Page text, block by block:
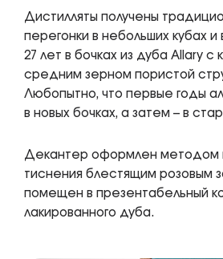
Дистилляты получены
перегонки в небольших кубах
27 лет в бочках из дуба Allary с
средним зерном пористой
Любопытно, что первые годы
в новых бочках, а затем – в
Декантер оформлен методом
тиснения блестящим розовым
помещен в презентабельный
лакированного дуба.